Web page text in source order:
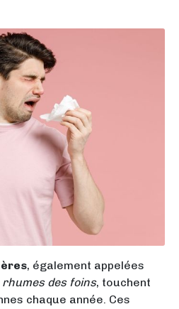
, également appelées
rhumes des foins, touchent
chaque année. Ces